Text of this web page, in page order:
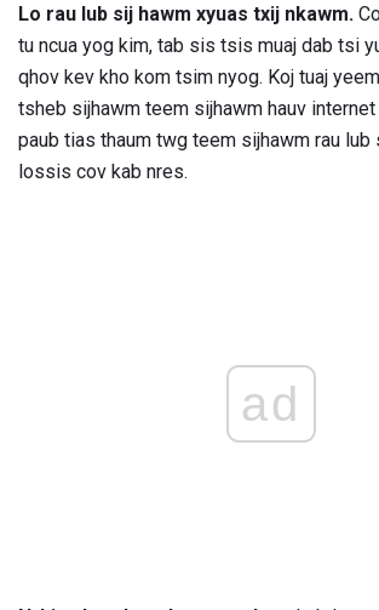
Lo rau lub sij hawm xyuas txij nkawm.
tu ncua yog kim, tab sis tsis muaj dab tsi
qhov kev kho kom tsim nyog. Koj tuaj
tsheb sijhawm teem sijhawm hauv
paub tias thaum twg teem sijhawm rau lub
lossis cov kab nres.
ad